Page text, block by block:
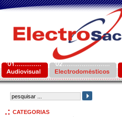
CATEGORIAS